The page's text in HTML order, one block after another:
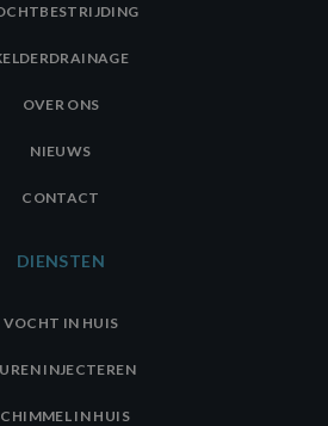
OVER ONS
NIEUWS
CONTACT
DIENSTEN
VOCHT IN HUIS
INJECTEREN
IN HUIS